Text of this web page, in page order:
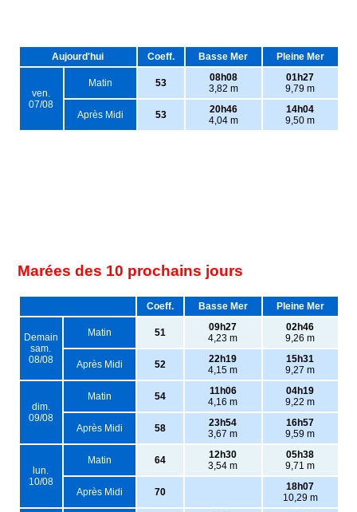
Aujourd'hui Coeff. Basse Mer Pleine Mer
ven.
07/08
Matin 53
08h08
3,82 m
01h27
9,79 m
Après Midi 53
20h46
4,04 m
14h04
9,50 m
Marées des 10 prochains jours
Coeff. Basse Mer Pleine Mer
Demain
sam.
08/08
Matin 51
09h27
4,23 m
02h46
9,26 m
Après Midi 52
22h19
4,15 m
15h31
9,27 m
dim.
09/08
Matin 54
11h06
4,16 m
04h19
9,22 m
Après Midi 58
23h54
3,67 m
16h57
9,59 m
lun.
10/08
Matin 64
12h30
3,54 m
05h38
9,71 m
Après Midi 70
18h07
10,29 m